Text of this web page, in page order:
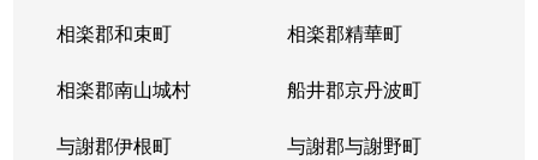
相楽郡和束町 相楽郡精華町
相楽郡南山城村 船井郡京丹波町
与謝郡伊根町 与謝郡与謝野町